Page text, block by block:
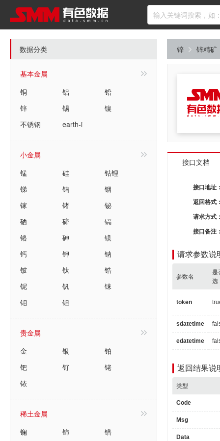
数据分类
基本金属
铜
铝
铅
锌
锡
镍
不锈钢
earth-i
小金属
锰
硅
钴锂
锑
钨
铟
镓
锗
铋
硒
碲
镉
铬
砷
镁
钙
钾
钠
铍
钛
锆
铌
钒
铼
钼
钽
贵金属
金
银
铂
钯
钌
铑
铱
稀土金属
镧
铈
镨
锌 锌精矿
接口文档
接口地址
返回格式
请求方式
接口备注
请求参数说
参数名
是
选
token
sdatetime
edatetime
返回结果说
类型
Code
Msg
Data